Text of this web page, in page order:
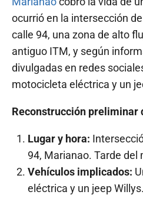
ocurrió en la intersección
calle 94, una zona de alto
antiguo ITM, y según
divulgadas en redes
motocicleta eléctrica y un
Reconstrucción preliminar
Lugar y hora:
94, Marianao. Tarde del
Vehículos implicados:
eléctrica y un jeep Willys.